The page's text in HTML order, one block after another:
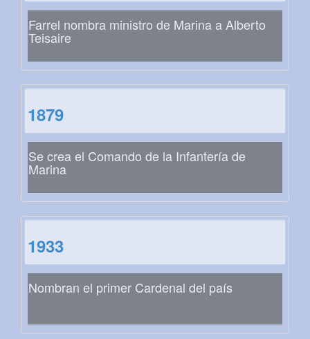
Farrel nombra ministro de Marina a Alberto
Teisaire
1879
Se crea el Comando de la Infantería de
Marina
1933
Nombran el primer Cardenal del país